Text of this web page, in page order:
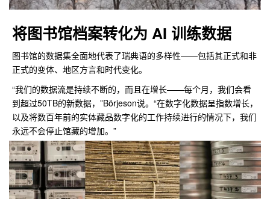
将图书馆档案转化为 AI 训练数据
图书馆的数据集全面地代表了瑞典语的多样性——包括其正式和非
正式的变体、地区方言和时代变化。
“我们的数据流是持续不断的，而且在增长——每个月，我们会看
到超过50TB的新数据，”Börjeson说。“在数字化数据呈指数增长，
以及将数百年前的实体藏品数字化的工作持续进行的情况下，我们
永远不会停止馆藏的增加。”